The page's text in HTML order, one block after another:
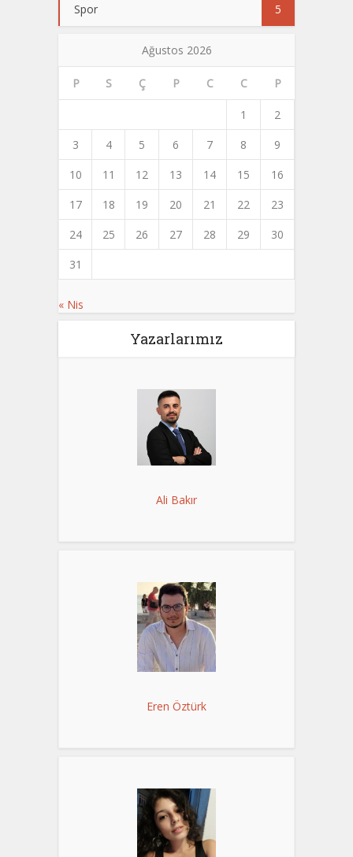
Spor 5
Ağustos 2026
P S Ç P C C P
1
2
3
4 5 6 7 8
9
10
11 12 13 14 15
16
17
18 19 20 21 22
23
24
25 26 27 28 29
30
31
« Nis
Yazarlarımız
Ali Bakır
Eren Öztürk